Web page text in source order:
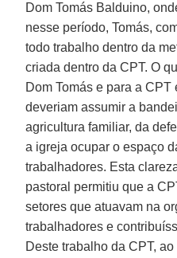
Dom Tomás Balduino,
nesse período, Tomás,
todo trabalho dentro da
criada dentro da CPT. O
Dom Tomás e para a
deveriam assumir a
agricultura familiar, da
a igreja ocupar o espaço
trabalhadores. Esta
pastoral permitiu que a
setores que atuavam na
trabalhadores e
Deste trabalho da CPT,